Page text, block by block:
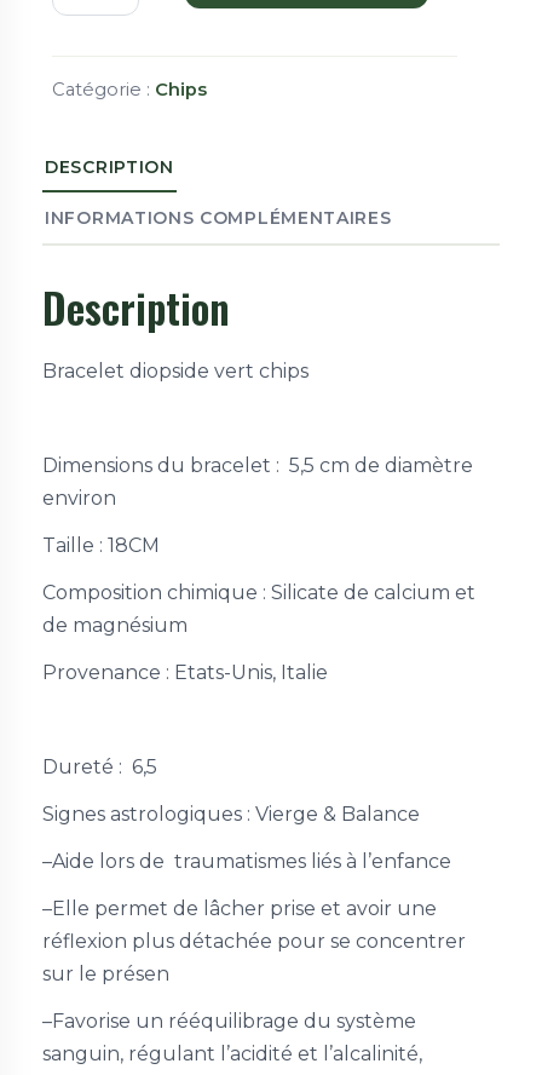
Catégorie : Chips
DESCRIPTION
INFORMATIONS COMPLÉMENTAIRES
Description
Bracelet diopside vert chips
Dimensions du bracelet : 5,5 cm de diamètre
environ
Taille : 18CM
Composition chimique : Silicate de calcium et
de magnésium
Provenance : Etats-Unis, Italie
Dureté : 6,5
Signes astrologiques : Vierge & Balance
–Aide lors de traumatismes liés à l’enfance
–Elle permet de lâcher prise et avoir une
réflexion plus détachée pour se concentrer
sur le présen
–Favorise un rééquilibrage du système
sanguin, régulant l’acidité et l’alcalinité,